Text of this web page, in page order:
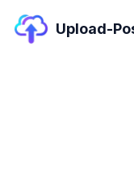
Upload-